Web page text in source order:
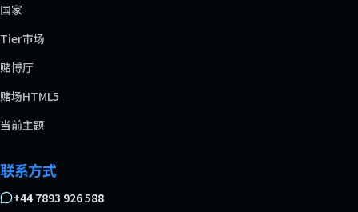
国家
Tier市场
赌博厅
赌场HTML5
当前主题
联系方式
+44 7893 926 588